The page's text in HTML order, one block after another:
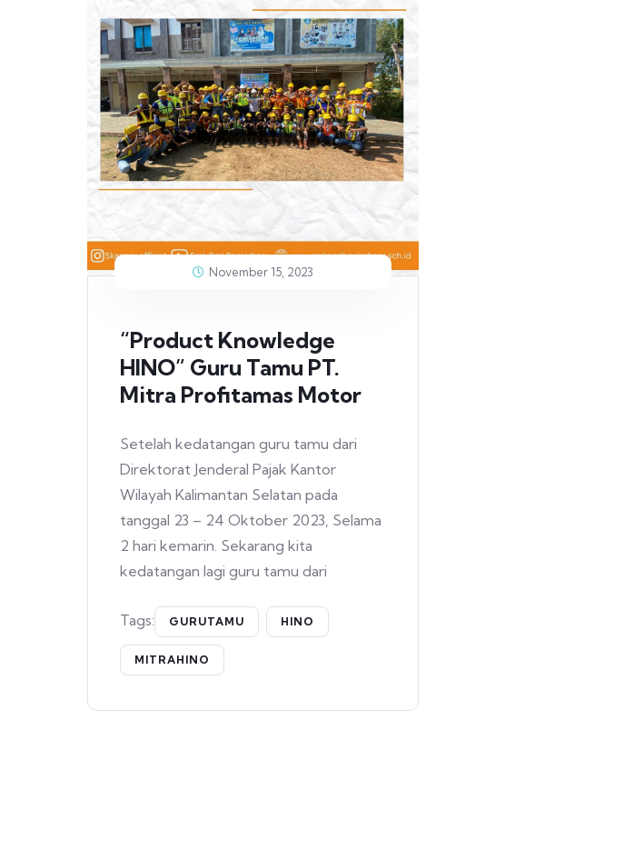
November 15, 2023
“Product Knowledge
HINO” Guru Tamu PT.
Mitra Profitamas Motor
Setelah kedatangan guru tamu dari
Direktorat Jenderal Pajak Kantor
Wilayah Kalimantan Selatan pada
tanggal 23 – 24 Oktober 2023, Selama
2 hari kemarin. Sekarang kita
kedatangan lagi guru tamu dari
Tags: GURUTAMU HINO
MITRAHINO